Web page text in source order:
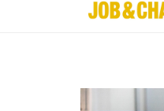
Home Kontakt